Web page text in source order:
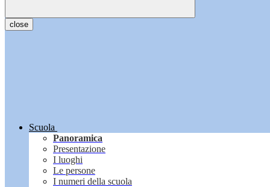
close
Scuola
Panoramica
Presentazione
I luoghi
Le persone
I numeri della scuola